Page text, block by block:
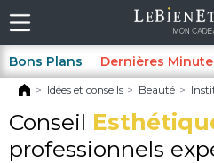
Bons Plans Dernières
Idées et conseils Beauté
Conseil
professionnels